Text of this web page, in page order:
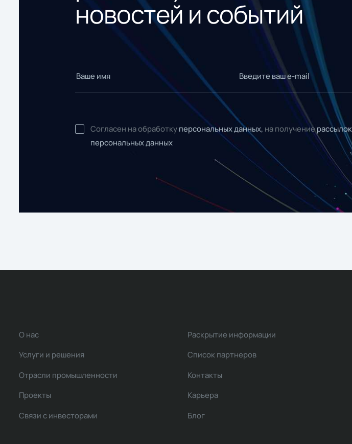
новостей и событий
Согласен на обработку персональных данных, на получениерассылок
персональных данных
О нас
Услуги и решения
Отрасли промышленности
Проекты
Связи с инвесторами
Раскрытие информации
Список партнеров
Контакты
Карьера
Блог